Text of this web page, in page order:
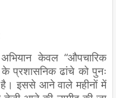
केवल “औपचारिक
के प्रशासनिक ढांचे को पुनः
इससे आने वाले महीनों में